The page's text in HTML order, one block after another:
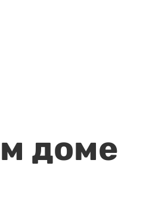
доме